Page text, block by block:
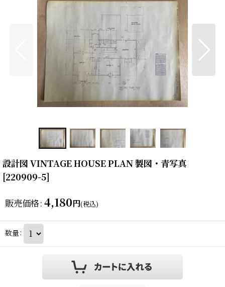
設計図 VINTAGE HOUSE PLAN 製図・青写真
[220909-5]
販売価格: 4,180円(税込)
数量: